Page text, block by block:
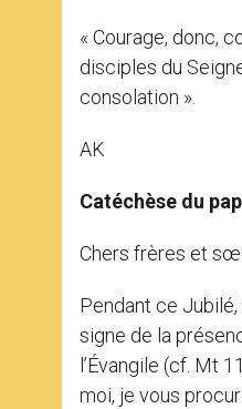
« Courage, donc,
disciples du
consolation ».
AK
Catéchèse du
Chers frères et
Pendant ce
signe de la
l’Évangile (cf. Mt
moi, je vous